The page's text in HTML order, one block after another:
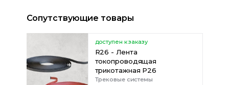
Сопутствующие товары
доступен к заказу
R26 - Лента
токопроводящая
трикотажная Р26
Трековые системы